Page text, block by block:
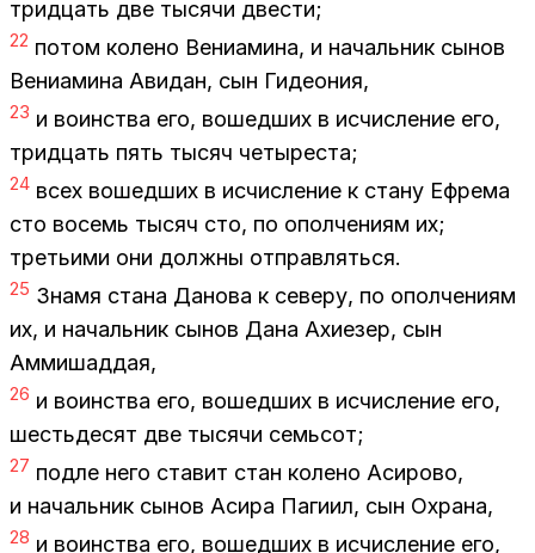
трид­цать две ты­ся­чи две­сти;
22 по­том ко­ле­но Ве­ни­а­ми­на, и на­чаль­ник сы­нов
Ве­ни­а­ми­на Ави­дан, сын Ги­део­ния,
23 и во­ин­ства его, во­шед­ших в ис­чис­ле­ние его,
трид­цать пять ты­сяч че­ты­ре­ста;
24 всех во­шед­ших в ис­чис­ле­ние к ста­ну Еф­ре­ма
сто во­семь ты­сяч сто, по опол­че­ни­ям их;
тре­тьи­ми они долж­ны от­прав­лять­ся.
25 Зна­мя ста­на Да­но­ва к се­ве­ру, по опол­че­ни­ям
их, и на­чаль­ник сы­нов Дана Ахи­е­зер, сын
Ам­ми­шад­дая,
26 и во­ин­ства его, во­шед­ших в ис­чис­ле­ние его,
шесть­дес­ят две ты­ся­чи семь­сот;
27 под­ле него ста­вит стан ко­ле­но Аси­ро­во,
и на­чаль­ник сы­нов Аси­ра Па­ги­ил, сын Охра­на,
28 и во­ин­ства его, во­шед­ших в ис­чис­ле­ние его,